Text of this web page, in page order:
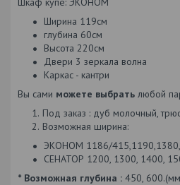
Ширина 119см
глубина 60см
Высота 220см
Двери 3 зеркала волна
Каркас - кантри
Вы сами можете выбрать любой
Под заказ : дуб молочный,
Возможная ширина:
ЭКОНОМ 1186/
СЕНАТОР 1200, 1300, 1400,
* Возможная глубина : 450,